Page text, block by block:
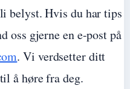
belyst. Hvis du har tips
oss gjerne en e-post på
. Vi verdsetter ditt
å høre fra deg.